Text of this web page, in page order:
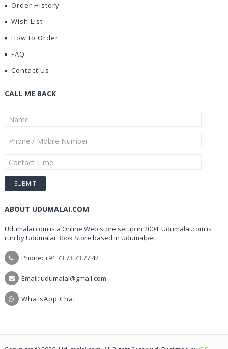
Order History
Wish List
How to Order
FAQ
Contact Us
CALL ME BACK
ABOUT UDUMALAI.COM
Udumalai.com is a Online Web store setup in 2004. Udumalai.com is
run by Udumalai Book Store based in Udumalpet.
Phone: +91 73 73 73 77 42
Email: udumalai@gmail.com
WhatsApp Chat